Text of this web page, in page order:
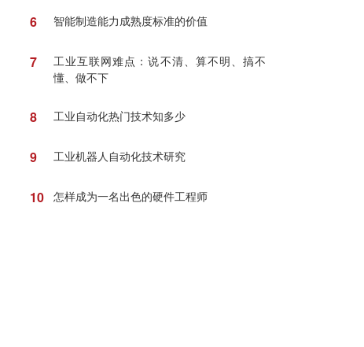
6 智能制造能力成熟度标准的价值
7
工业互联网难点：说不清、算不明、搞不
懂、做不下
8 工业自动化热门技术知多少
9 工业机器人自动化技术研究
10 怎样成为一名出色的硬件工程师